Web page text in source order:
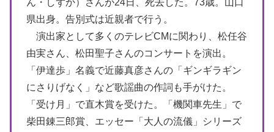
ん・しずか）さんが24日、死去した。73歳。山口
県出身。告別式は近親者で行う。
演出家として多くのテレビCMに関わり、松任谷
由実さん、松田聖子さんのコンサートを演出。
「伊達歩」名義で近藤真彦さんの「ギンギラギン
にさりげなく」など歌謡曲の作詞も手がけた。
「受け月」で直木賞を受けた。「機関車先生」で
柴田錬三郎賞、エッセー「大人の流儀」シリーズ